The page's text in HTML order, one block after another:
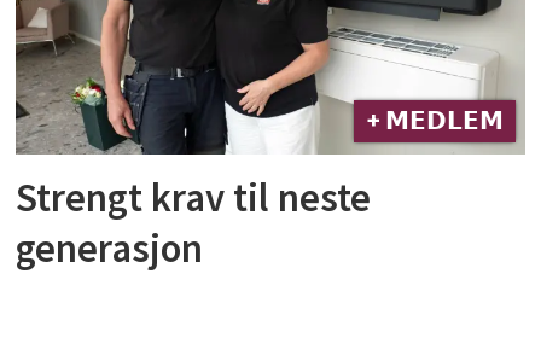
+ 𝗠𝗘𝗗𝗟𝗘𝗠
Strengt krav til neste
generasjon